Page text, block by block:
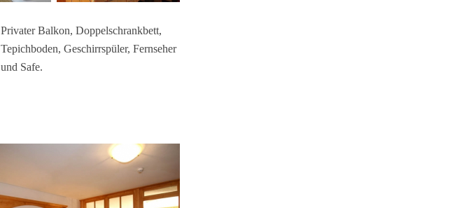
Privater Balkon, Doppelschrankbett,
Tepichboden, Geschirrspüler, Fernseher
und Safe.